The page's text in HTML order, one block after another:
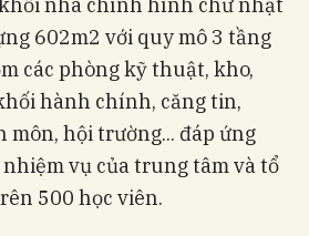
nhà chính hình chữ nhật
602m2 với quy mô 3 tầng
các phòng kỹ thuật, kho,
hành chính, căng tin,
môn, hội trường... đáp ứng
vụ của trung tâm và tổ
500 học viên.